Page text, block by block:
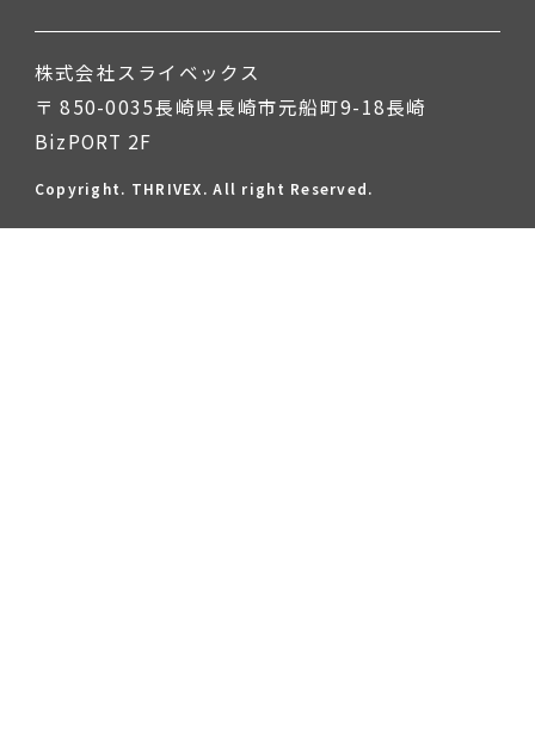
株式会社スライベックス
〒 850-0035長崎県長崎市元船町9-18長崎
BizPORT 2F
Copyright. THRIVEX. All right Reserved.